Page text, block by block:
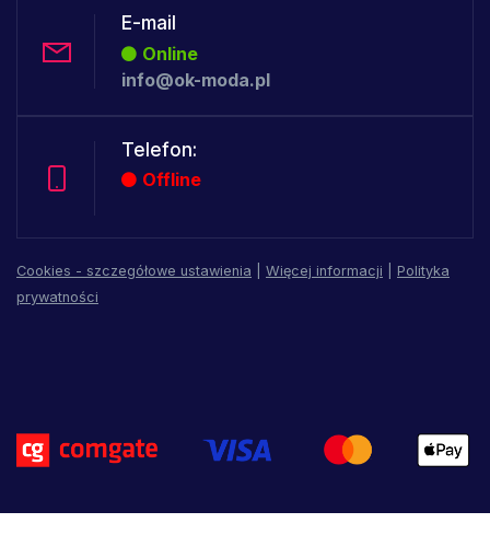
E-mail
Online
info@ok-moda.pl
Telefon:
Offline
Cookies - szczegółowe ustawienia Więcej informacji
Polityka
prywatności